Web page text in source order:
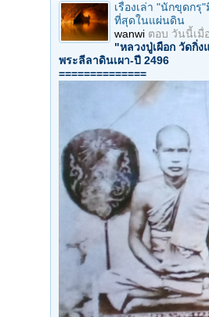
เรื่องเล่า "นักขุดกรุ
ที่สุดในแผ่นดิน
wanwi ตอบ วันนี้เมื่
"หลวงปู่เผือก วัดกิ่ง
พระลีลาดินเผา-ปี 2496
==============